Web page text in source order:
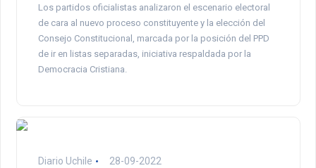
Los partidos oficialistas analizaron el escenario electoral
de cara al nuevo proceso constituyente y la elección del
Consejo Constitucional, marcada por la posición del PPD
de ir en listas separadas, iniciativa respaldada por la
Democracia Cristiana.
Diario Uchile 28-09-2022